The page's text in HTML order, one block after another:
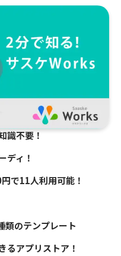
識不要！
ディ！
で11人利用可能！
類のテンプレート
るアプリストア！